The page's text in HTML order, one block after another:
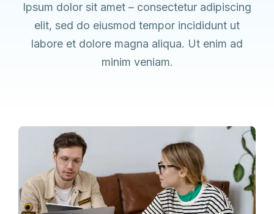
Ipsum dolor sit amet – consectetur adipiscing
elit, sed do eiusmod tempor incididunt ut
labore et dolore magna aliqua. Ut enim ad
minim veniam.